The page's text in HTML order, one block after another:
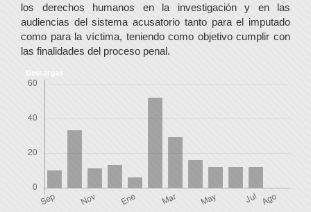
los derechos humanos en la investigación y en las
audiencias del sistema acusatorio tanto para el imputado
como para la víctima, teniendo como objetivo cumplir con
las finalidades del proceso penal.
Descargas